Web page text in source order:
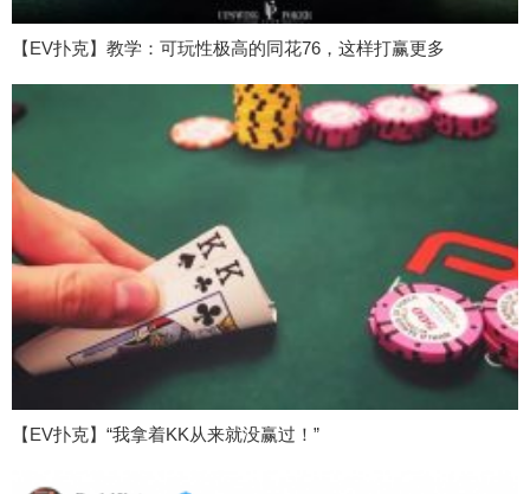
【EV扑克】教学：可玩性极高的同花76，这样打赢更多
【EV扑克】“我拿着KK从来就没赢过！”